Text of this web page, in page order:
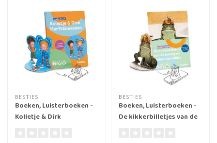
BESTIES
Boeken, Luisterboeken -
Kolletje & Dirk
BESTIES
Boeken, Luisterboeken -
De kikkerbilletjes van de